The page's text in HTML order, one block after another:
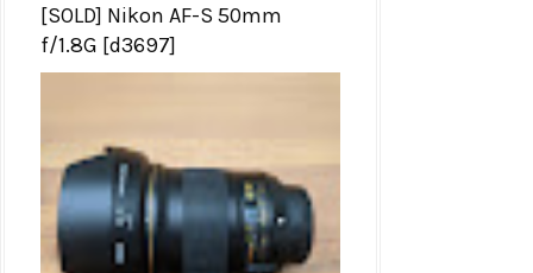
[SOLD] Nikon AF-S 50mm
f/1.8G [d3697]